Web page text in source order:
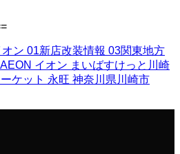
オン 01新店改装情報 03関東地方
AEON イオン まいばすけっと川崎
ケット 永旺 神奈川県川崎市